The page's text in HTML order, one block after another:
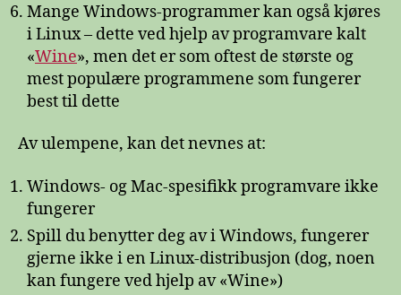
Mange Windows-programmer kan også kjøres
i Linux – dette ved hjelp av programvare kalt
«Wine», men det er som oftest de største og
mest populære programmene som fungerer
best til dette
Av ulempene, kan det nevnes at:
Windows- og Mac-spesifikk programvare ikke
fungerer
Spill du benytter deg av i Windows, fungerer
gjerne ikke i en Linux-distribusjon (dog, noen
kan fungere ved hjelp av «Wine»)